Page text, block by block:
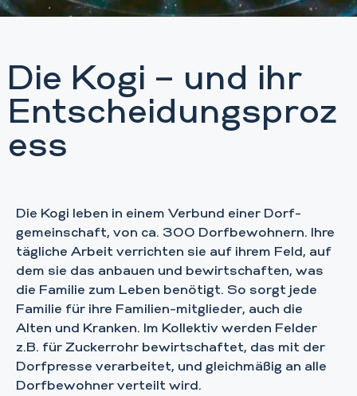
Die Kogi – und ihr
Entscheidungsproz
ess
Die Kogi leben in einem Verbund einer Dorf-
gemeinschaft, von ca. 300 Dorfbewohnern. Ihre
tägliche Arbeit verrichten sie auf ihrem Feld, auf
dem sie das anbauen und bewirtschaften, was
die Familie zum Leben benötigt. So sorgt jede
Familie für ihre Familien-mitglieder, auch die
Alten und Kranken. Im Kollektiv werden Felder
z.B. für Zuckerrohr bewirtschaftet, das mit der
Dorfpresse verarbeitet, und gleichmäßig an alle
Dorfbewohner verteilt wird.